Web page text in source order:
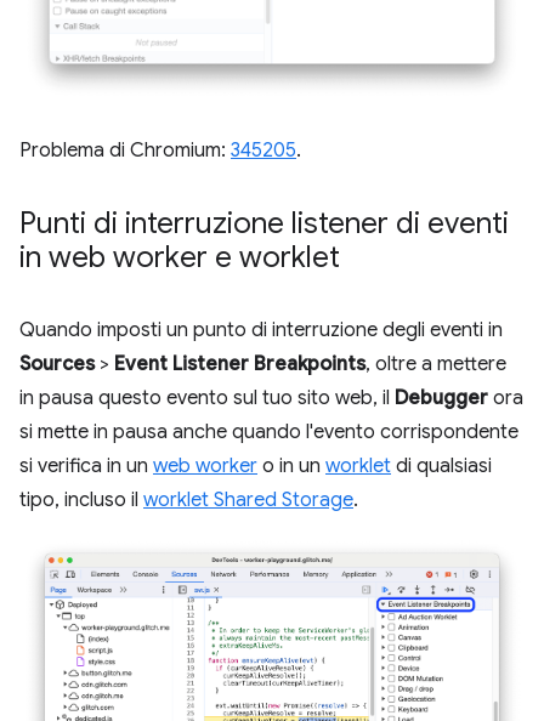
Problema di Chromium: 345205.
Punti di interruzione listener di eventi
in web worker e worklet
Quando imposti un punto di interruzione degli eventi in
Sources> Event Listener Breakpoints, oltre a mettere
in pausa questo evento sul tuo sito web, il Debugger ora
si mette in pausa anche quando l'evento corrispondente
si verifica in un web worker o in un worklet di qualsiasi
tipo, incluso il worklet Shared Storage.